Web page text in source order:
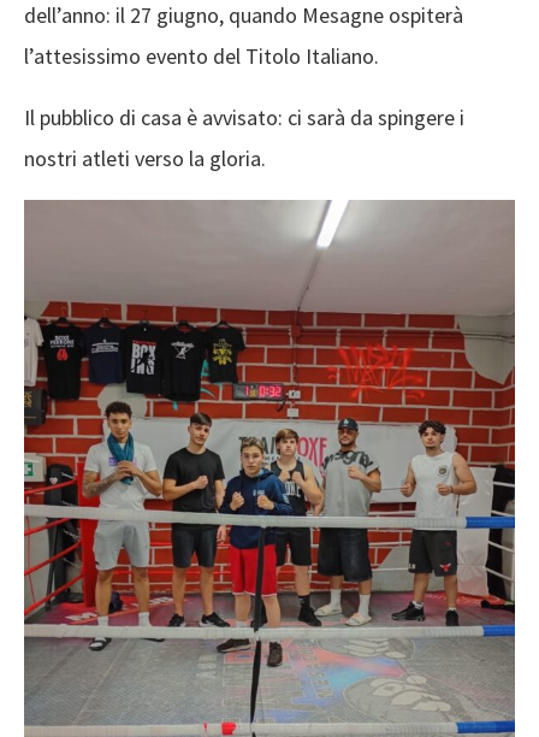
dell’anno: il 27 giugno, quando Mesagne ospiterà
l’attesissimo evento del Titolo Italiano.
Il pubblico di casa è avvisato: ci sarà da spingere i
nostri atleti verso la gloria.